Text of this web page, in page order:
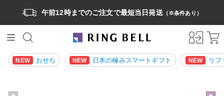
午前12時までのご注文で最短当日発送（※条件あり）
NEW おせち NEW 日本の極みスマートギフト NEW リ